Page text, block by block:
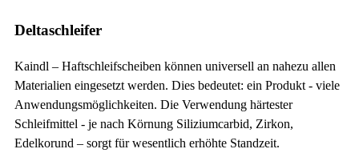
Deltaschleifer
Kaindl – Haftschleifscheiben können universell an nahezu allen
Materialien eingesetzt werden. Dies bedeutet: ein Produkt - viele
Anwendungsmöglichkeiten. Die Verwendung härtester
Schleifmittel - je nach Körnung Siliziumcarbid, Zirkon,
Edelkorund – sorgt für wesentlich erhöhte Standzeit.